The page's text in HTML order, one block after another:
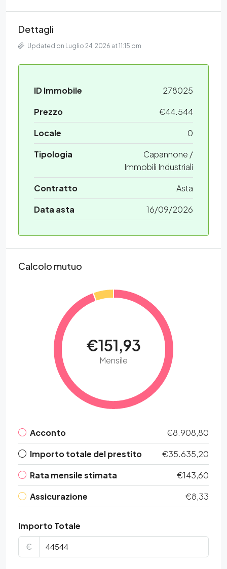
Dettagli
Updated on Luglio 24, 2026 at 11:15 pm
ID Immobile
278025
Prezzo
€44.544
Locale
0
Tipologia
Capannone /
Immobili Industriali
Contratto
Asta
Data asta
16/09/2026
Calcolo mutuo
€151,93
Mensile
Acconto
€8.908,80
Importo totale del prestito
€35.635,20
Rata mensile stimata
€143,60
Assicurazione
€8,33
Importo Totale
€